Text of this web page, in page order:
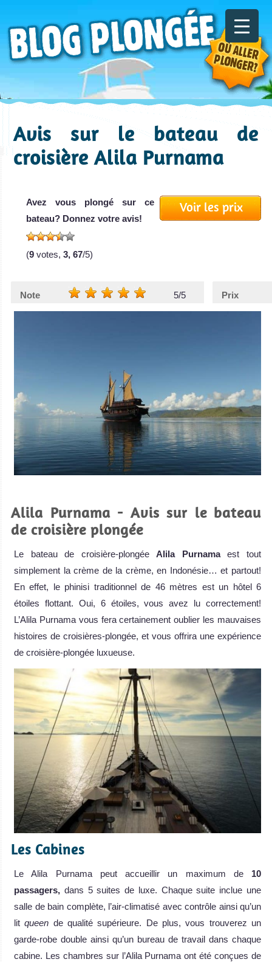
Avis sur le bateau de
croisière Alila Purnama
Voir les prix
Avez vous plongé sur ce
bateau? Donnez votre avis!
(9 votes, 3, 67/5)
Note 5/5 Prix
Alila Purnama - Avis sur le bateau
de croisière plongée
Le bateau de croisière-plongéeAlila Purnamaest tout
simplement la crème de la crème, en Indonésie… et partout!
En effet, le phinisi traditionnel de 46 mètres est un hôtel 6
étoiles flottant. Oui, 6 étoiles, vous avez lu correctement!
L’Alila Purnama vous fera certainement oublier les mauvaises
histoires de croisières-plongée, et vous offrira une expérience
de croisière-plongée luxueuse.
Les Cabines
Le Alila Purnama peut accueillir un maximum de 10
passagers, dans 5 suites de luxe. Chaque suite inclue une
salle de bain complète, l’air-climatisé avec contrôle ainsi qu’un
litqueen de qualité supérieure. De plus, vous trouverez un
garde-robe double ainsi qu’un bureau de travail dans chaque
cabine. Les chambres sur l’Alila Purnama ont été conçues de